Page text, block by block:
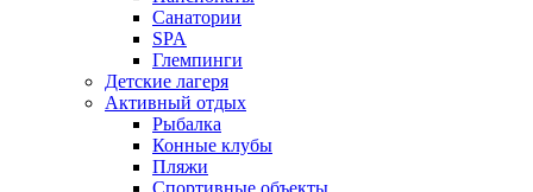
Санатории
SPA
Глемпинги
Детские лагеря
Активный отдых
Рыбалка
Конные клубы
Пляжи
Спортивные объекты